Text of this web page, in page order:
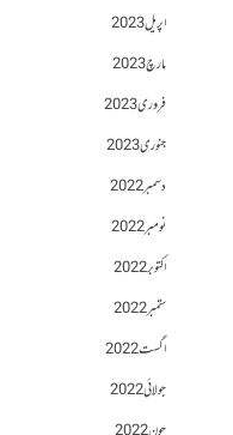
اپریل 2023
مارچ 2023
فروری 2023
جنوری 2023
دسمبر 2022
نومبر 2022
اکتوبر 2022
ستمبر 2022
اگست 2022
جولائی 2022